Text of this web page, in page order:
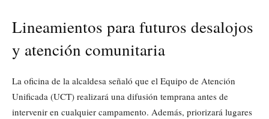
Lineamientos para futuros desalojos
y atención comunitaria
La oficina de la alcaldesa señaló que el Equipo de Atención
Unificada (UCT) realizará una difusión temprana antes de
intervenir en cualquier campamento. Además, priorizará lugares